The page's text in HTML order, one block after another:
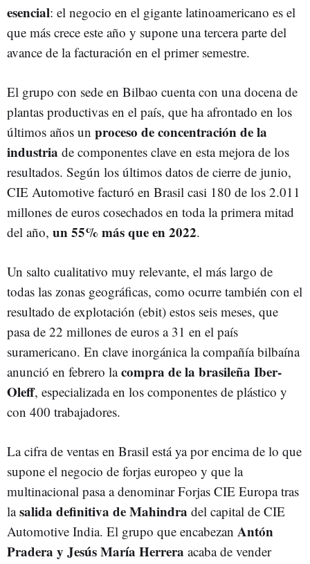
esencial: el negocio en el gigante latinoamericano es el
que más crece este año y supone una tercera parte del
avance de la facturación en el primer semestre.
El grupo con sede en Bilbao cuenta con una docena de
plantas productivas en el país, que ha afrontado en los
últimos años un proceso de concentración de la
industria de componentes clave en esta mejora de los
resultados. Según los últimos datos de cierre de junio,
CIE Automotive facturó en Brasil casi 180 de los 2.011
millones de euros cosechados en toda la primera mitad
del año, un 55% más que en 2022.
Un salto cualitativo muy relevante, el más largo de
todas las zonas geográficas, como ocurre también con el
resultado de explotación (ebit) estos seis meses, que
pasa de 22 millones de euros a 31 en el país
suramericano. En clave inorgánica la compañía bilbaína
anunció en febrero lacompra de la brasileña Iber-
Oleff, especializada en los componentes de plástico y
con 400 trabajadores.
La cifra de ventas en Brasil está ya por encima de lo que
supone el negocio de forjas europeo y que la
multinacional pasa a denominar Forjas CIE Europa tras
lasalida definitiva de Mahindra del capital de CIE
Automotive India. El grupo que encabezan Antón
Pradera y Jesús María Herrera acaba de vender